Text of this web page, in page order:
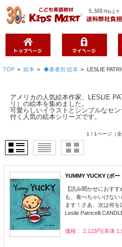
TOP > 絵本 > ◆著者別 絵本 > LESLIE
アメリカの人気絵本作家、LESLIE
リ）の絵本を集めました。
可愛らしいイラストとシンプルなセ
付く人気の絵本シリーズです。
1 / 1ページ （
YUMMY YUCKY (ボー
【読み聞かせにおす
も、食べちゃいけな
ます！さあ、次は何
Leslie Patricelli
価格： 2,123円(本体